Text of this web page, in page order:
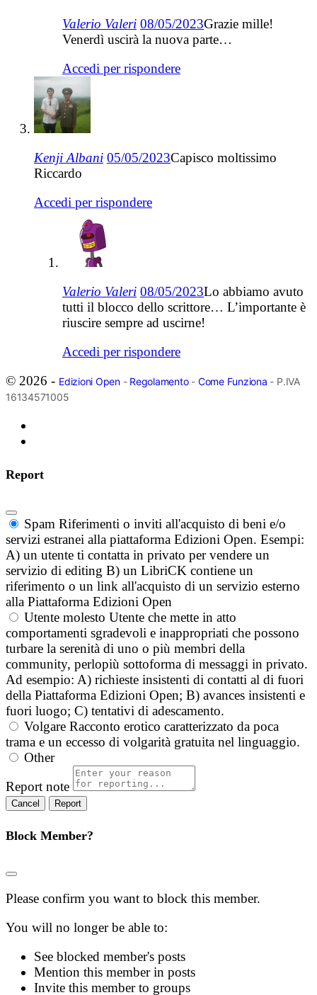
Valerio Valeri 08/05/2023Grazie mille!
Venerdì uscirà la nuova parte…
Accedi per rispondere
Kenji Albani 05/05/2023Capisco moltissimo
Riccardo
Accedi per rispondere
Valerio Valeri 08/05/2023Lo abbiamo avuto
tutti il blocco dello scrittore… L’importante è
riuscire sempre ad uscirne!
Accedi per rispondere
© 2026 - Edizioni Open- Regolamento- Come Funziona - P.IVA
16134571005
Report
Spam Riferimenti o inviti all'acquisto di beni e/o
servizi estranei alla piattaforma Edizioni Open. Esempi:
A) un utente ti contatta in privato per vendere un
servizio di editing B) un LibriCK contiene un
riferimento o un link all'acquisto di un servizio esterno
alla Piattaforma Edizioni Open
Utente molesto Utente che mette in atto
comportamenti sgradevoli e inappropriati che possono
turbare la serenità di uno o più membri della
community, perlopiù sottoforma di messaggi in privato.
Ad esempio: A) richieste insistenti di contatti al di fuori
della Piattaforma Edizioni Open; B) avances insistenti e
fuori luogo; C) tentativi di adescamento.
Volgare Racconto erotico caratterizzato da poca
trama e un eccesso di volgarità gratuita nel linguaggio.
Other
Report note
Report
Block Member?
Please confirm you want to block this member.
You will no longer be able to:
See blocked member's posts
Mention this member in posts
Invite this member to groups